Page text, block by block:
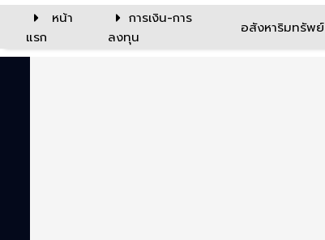
หน้า
แรก
การเงิน-การ
ลงทุน
อสังหาริมทรัพย์